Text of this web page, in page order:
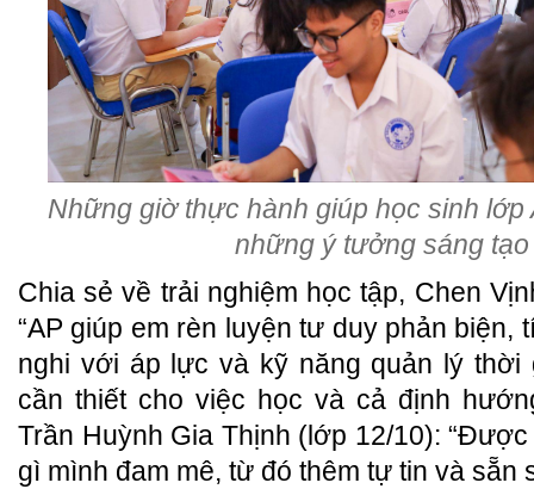
Những giờ thực hành giúp học sinh lớp
những ý tưởng sáng
Chia sẻ về trải nghiệm học tập, Chen
“AP giúp em rèn luyện tư duy phản biện,
nghi với áp lực và kỹ năng quản lý thời
cần thiết cho việc học và cả định
Trần Huỳnh Gia Thịnh (lớp 12/10):
gì mình đam mê, từ đó thêm tự tin và sẵn